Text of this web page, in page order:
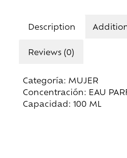
Description
Reviews (0)
Categoría: MUJER
Concentración: EAU
Capacidad: 100 ML